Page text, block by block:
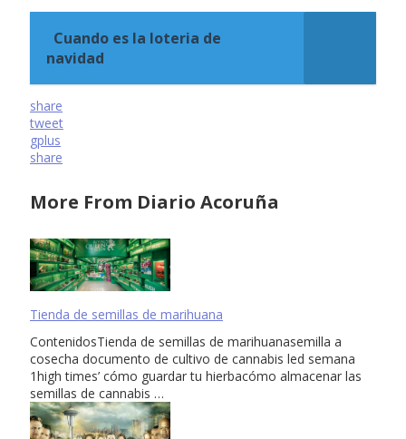
Cuando es la loteria de
navidad
share
tweet
gplus
share
More From Diario Acoruña
Tienda de semillas de marihuana
ContenidosTienda de semillas de marihuanasemilla a
cosecha documento de cultivo de cannabis led semana
1high times’ cómo guardar tu hierbacómo almacenar las
semillas de cannabis …